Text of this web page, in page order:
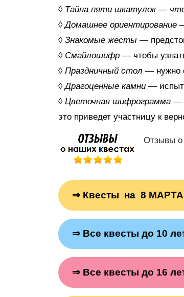
◊ Тайна пяти шкатулок —
◊Домашнее ориентирование
◊ Знакомые жесты —
◊ Смайлошифр — чтобы
◊ Праздничный стол — нужно
◊Драгоценные камни —
◊ Цветочная шифрограмма —
это приведет участницу к
Отзывы о
⇒ Квесты на 8 МАРТА
⇒ Все квесты до 10
⇒ Все квесты до 16